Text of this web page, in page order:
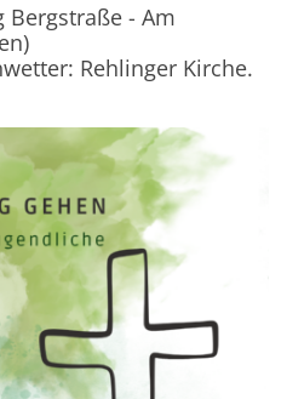
Bergstraße - Am
Rehlinger Kirche.